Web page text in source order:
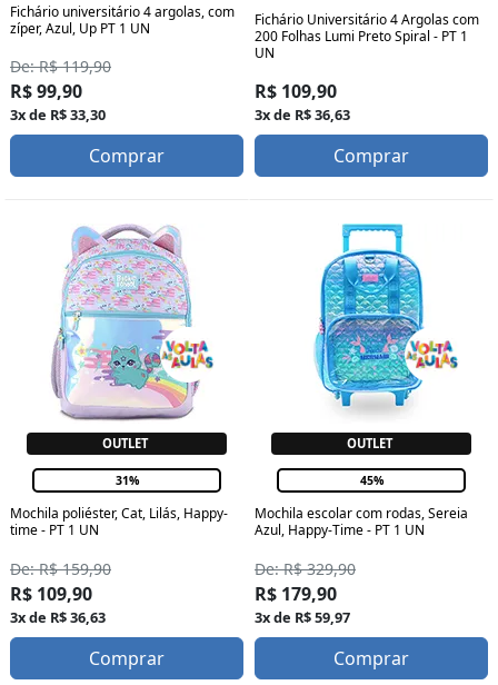
Fichário universitário 4 argolas, com
zíper, Azul, Up PT 1 UN
De: R$ 119,90
R$ 99,90
3x de R$ 33,30
Comprar
Fichário Universitário 4 Argolas com
200 Folhas Lumi Preto Spiral - PT 1
UN
R$ 109,90
3x de R$ 36,63
Comprar
OUTLET
31%
Mochila poliéster, Cat, Lilás, Happy-
time - PT 1 UN
De: R$ 159,90
R$ 109,90
3x de R$ 36,63
Comprar
OUTLET
45%
Mochila escolar com rodas, Sereia
Azul, Happy-Time - PT 1 UN
De: R$ 329,90
R$ 179,90
3x de R$ 59,97
Comprar